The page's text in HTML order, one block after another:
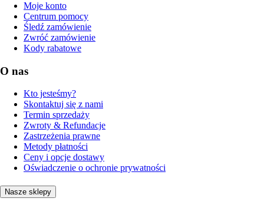
Moje konto
Centrum pomocy
Śledź zamówienie
Zwróć zamówienie
Kody rabatowe
O nas
Kto jesteśmy?
Skontaktuj się z nami
Termin sprzedaży
Zwroty & Refundacje
Zastrzeżenia prawne
Metody płatności
Ceny i opcje dostawy
Oświadczenie o ochronie prywatności
Nasze sklepy